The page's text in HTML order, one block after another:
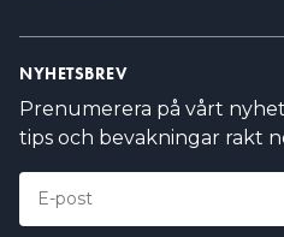
NYHETSBREV
Prenumerera på vårt
tips och bevakningar rakt